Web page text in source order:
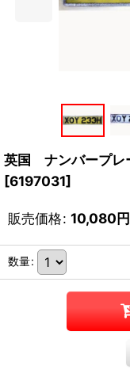
英国 ナンバープ
[6197031]
販売価格: 10,080円
数量: